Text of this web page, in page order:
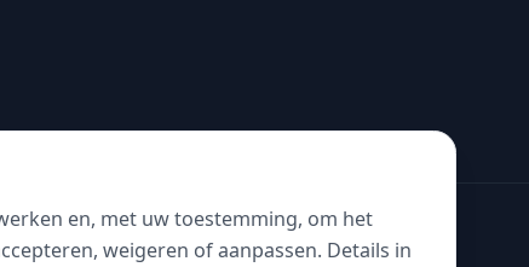
en, met uw toestemming, om het
weigeren of aanpassen. Details in